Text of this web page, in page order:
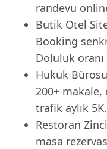
randevu
Butik Otel
Booking
Doluluk oranı
Hukuk
200+
trafik aylık 5K.
Restoran
masa